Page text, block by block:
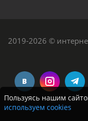
2019-2026 ©
Пользуясь нашим
используем cookies